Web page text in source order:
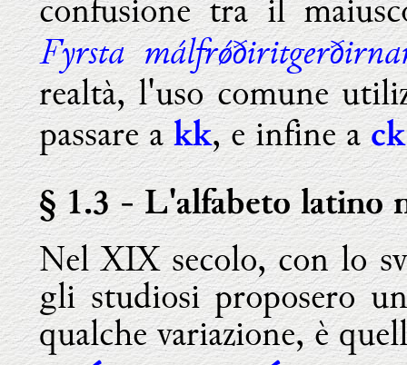
confusione tra il
Fyrsta málfrǿ
realtà, l'uso comune
passare akk, e infine ack
§ 1.3 - L'alfabeto latino
Nel XIX secolo, con lo
gli studiosi proposero
qualche variazione, è